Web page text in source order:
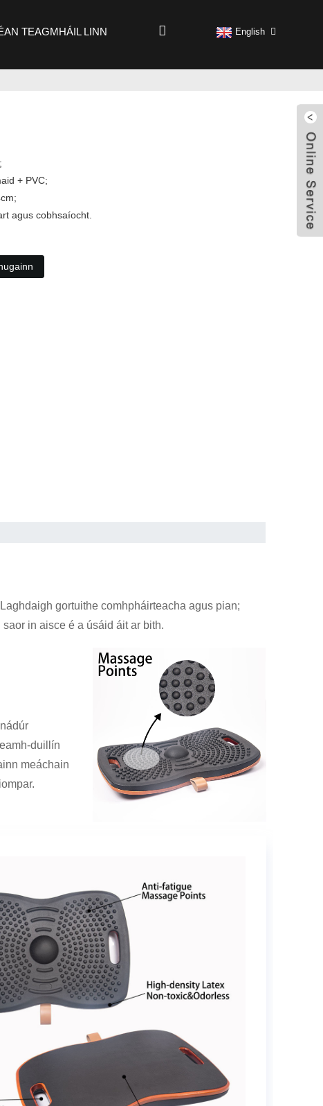
TEAGMHÁIL LINN English
+ PVC;
agus cobhsaíocht.
gortuithe comhpháirteacha agus pian;
in aisce é a úsáid áit ar bith.
duillín
meáchain